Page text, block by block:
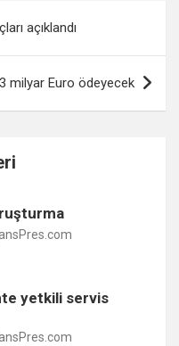
açıklandı
milyar Euro ödeyecek
yetkili servis